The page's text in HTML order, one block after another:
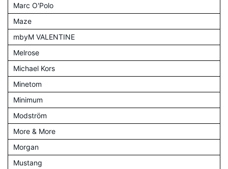
Marc O'Polo
Maze
mbyM VALENTINE
Melrose
Michael Kors
Minetom
Minimum
Modström
More & More
Morgan
Mustang